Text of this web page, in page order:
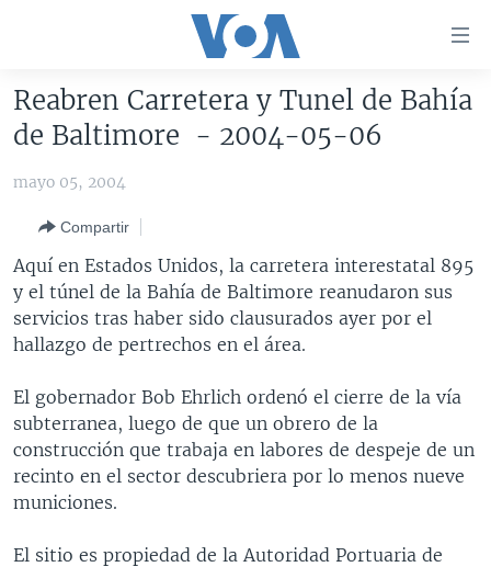
accesibilidad
Salte
principal
Salte
navegador
principal
Salte
AMÉRICA DEL NORTE
MÉXICO
HAITÍ
ELECCIONES EEUU
VOTO DIVIDIDO
VOA VERIFICA
VOA VERIFICA UCRANIA/RUSIA
VOA VERIFICA INMIGRACIÓN
VOA VERIFICA AMÉRICA LATINA
AMÉRICA LATINA
ARGENTINA
BOLIVIA
COLOMBIA
CHILE
PERÚ
ECUADOR
VENEZUELA
BRASIL
CHINA EN AMÉRICA LATINA
CENTROAMÉRICA
COSTA RICA
EL SALVADOR
GUATEMALA
HONDURAS
NICARAGUA
OTRAS SECCIONES
INMIGRACIÓN
LIBERTAD DE PRENSA
MUNDO
ECONOMÍA
ENTRETENIMIENTO Y CULTURA
ESPECIALES DE LA VOA
LIBERTAD DE PRENSA
UCRANIA
MULTIMEDIA
VIDEOS
PROGRAMAS TV
Reabren Carretera y Tunel de Bahía
de Baltimore - 2004-05-06
mayo 05, 2004
Compartir
Aquí en Estados Unidos, la carretera interestatal 895
y el túnel de la Bahía de Baltimore reanudaron sus
servicios tras haber sido clausurados ayer por el
hallazgo de pertrechos en el área.
El gobernador Bob Ehrlich ordenó el cierre de la vía
subterranea, luego de que un obrero de la
construcción que trabaja en labores de despeje de un
recinto en el sector descubriera por lo menos nueve
municiones.
El sitio es propiedad de la Autoridad Portuaria de